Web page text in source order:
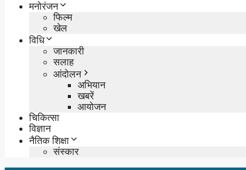
मनोरंजन
फिल्म
खेल
विधि
जानकारी
सलाह
आंदोलन
अभियान
खबरें
आयोजन
चिकित्सा
विज्ञान
नैतिक शिक्षा
संस्कार